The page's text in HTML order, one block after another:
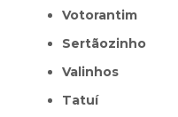
Votorantim
Sertãozinho
Valinhos
Tatuí